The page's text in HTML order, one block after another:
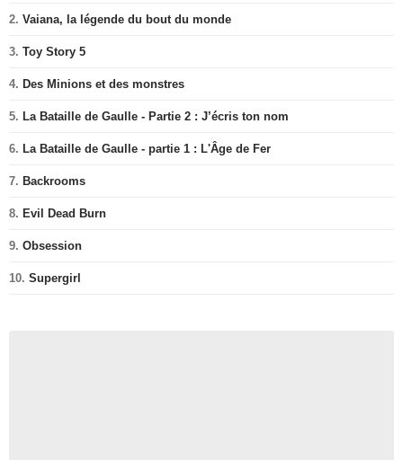
2. Vaiana, la légende du bout du monde
3. Toy Story 5
4. Des Minions et des monstres
5. La Bataille de Gaulle - Partie 2 : J’écris ton nom
6. La Bataille de Gaulle - partie 1 : L'Âge de Fer
7. Backrooms
8. Evil Dead Burn
9. Obsession
10. Supergirl